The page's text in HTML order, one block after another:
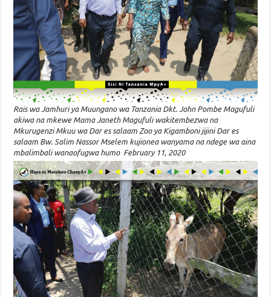
Rais wa Jamhuri ya Muungano wa Tanzania Dkt. John Pombe Magufuli
akiwa na mkewe Mama Janeth Magufuli wakitembezwa na
Mkurugenzi Mkuu wa Dar es salaam Zoo ya Kigamboni jijini Dar es
salaam Bw. Salim Nassor Mselem kujionea wanyama na ndege wa aina
mbalimbali wanaofugwa humo February 11, 2020